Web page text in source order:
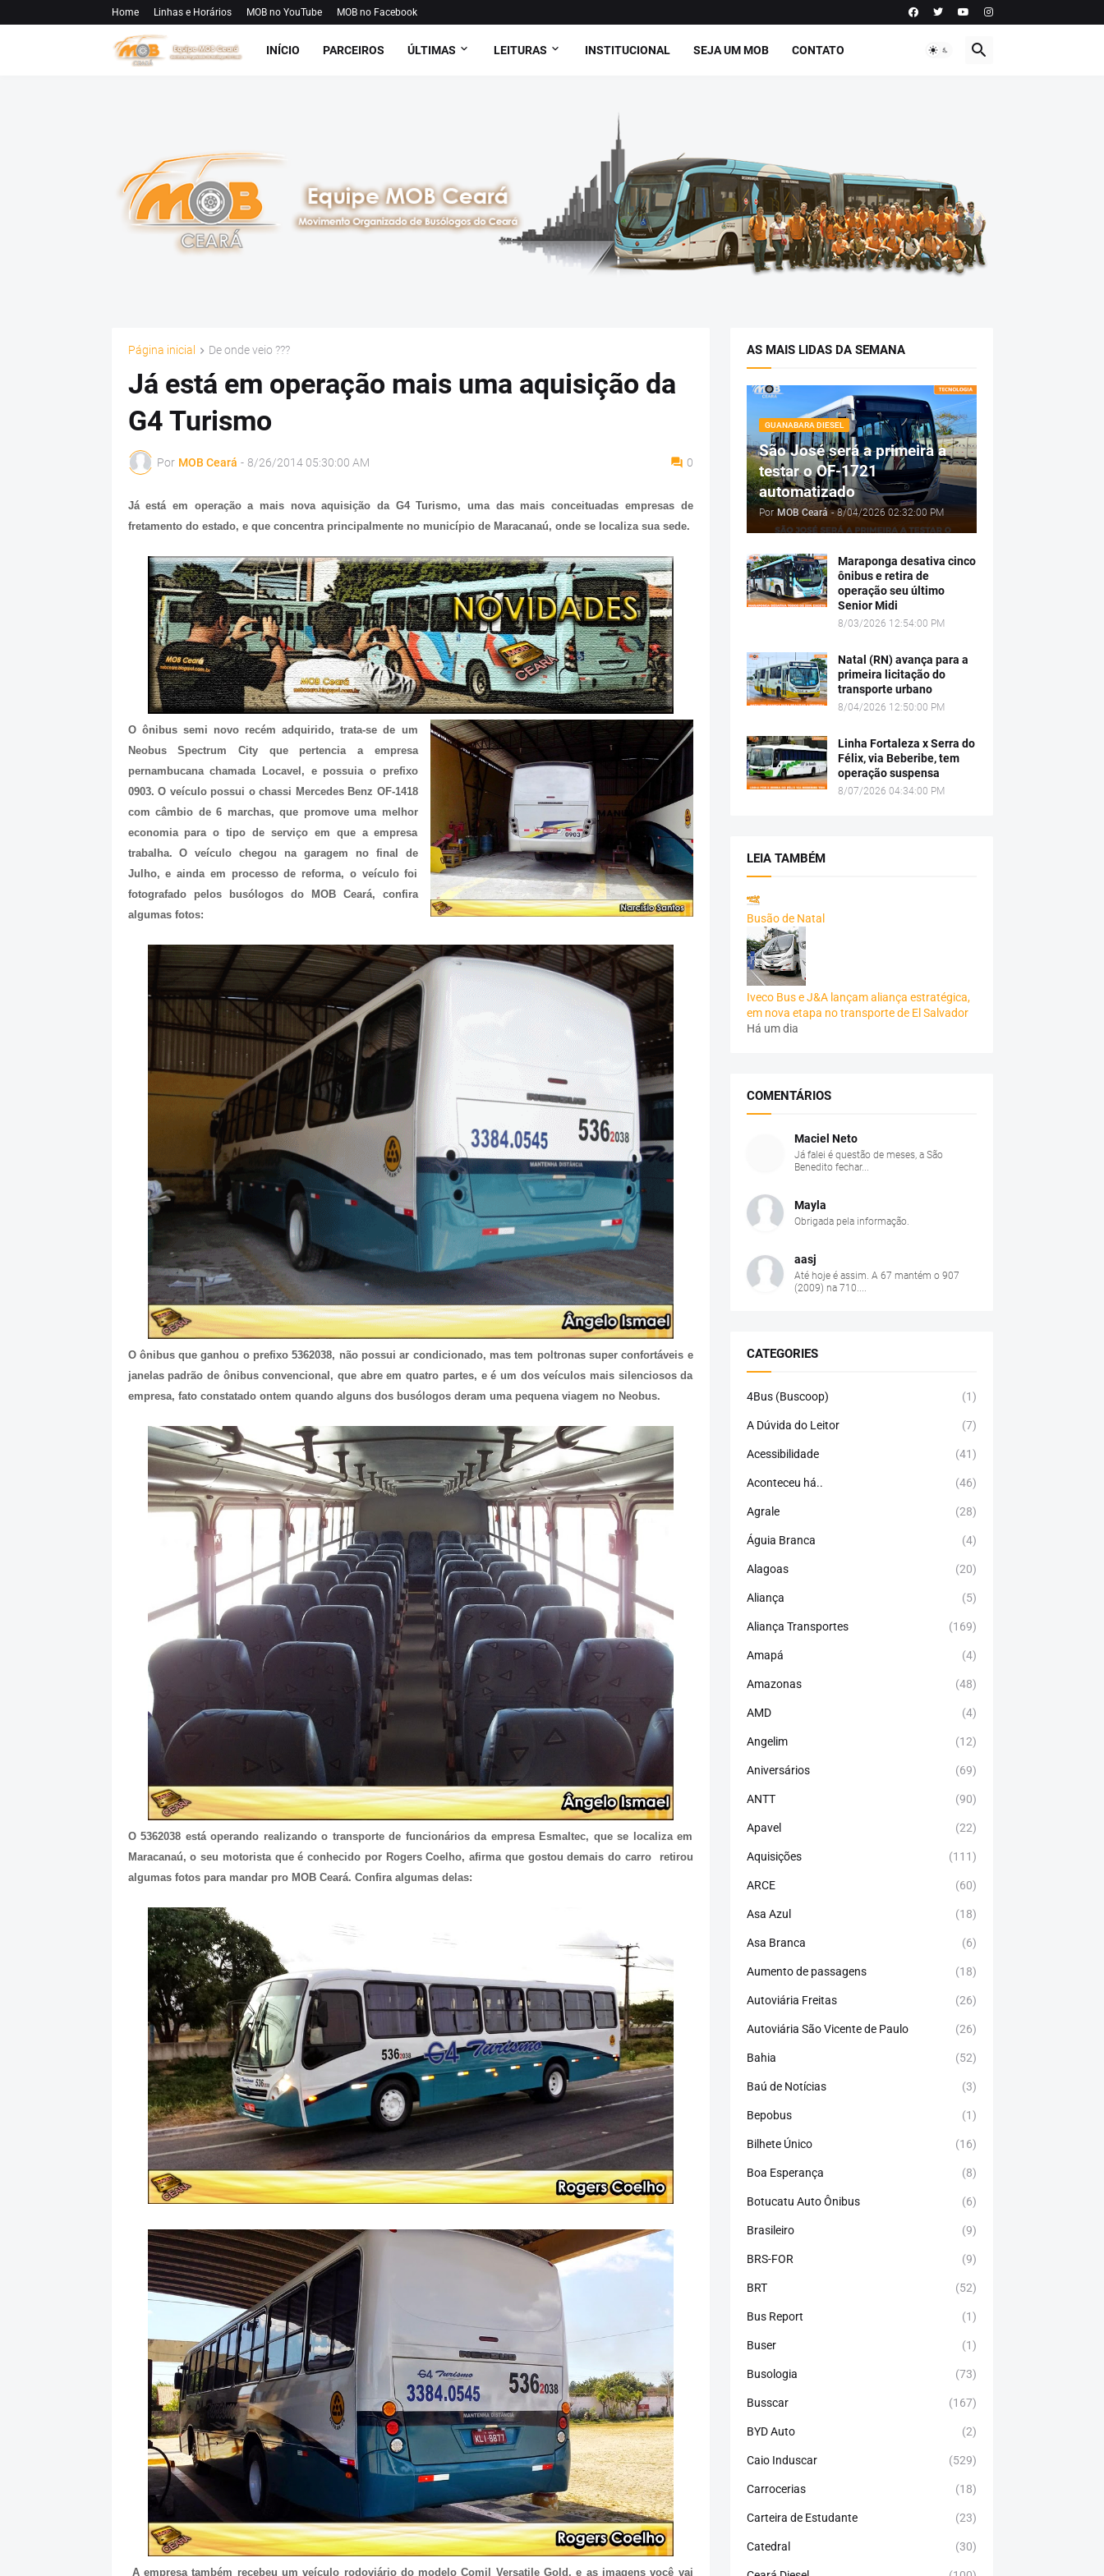
Home Linhas e Horários MOB no YouTube MOB no Facebook
INÍCIO PARCEIROS ÚLTIMAS LEITURAS INSTITUCIONAL SEJA UM MOB CONTATO
Página inicial De onde veio ???
Já está em operação mais uma aquisição da
G4 Turismo
Por MOB Ceará - 8/26/2014 05:30:00 AM 0
Já está em operação a mais nova aquisição da G4 Turismo, uma das mais conceituadas empresas de
fretamento do estado, e que concentra principalmente no município de Maracanaú, onde se localiza sua sede.
O ônibus semi novo recém adquirido, trata-se de um
Neobus Spectrum City que pertencia a empresa
pernambucana chamada Locavel, e possuia o prefixo
0903. O veículo possui o chassi Mercedes Benz OF-1418
com câmbio de 6 marchas, que promove uma melhor
economia para o tipo de serviço em que a empresa
trabalha. O veículo chegou na garagem no final de
Julho, e ainda em processo de reforma, o veículo foi
fotografado pelos busólogos do MOB Ceará, confira
algumas fotos:
O ônibus que ganhou o prefixo 5362038, não possui ar condicionado, mas tem poltronas super confortáveis e
janelas padrão de ônibus convencional, que abre em quatro partes, e é um dos veículos mais silenciosos da
empresa, fato constatado ontem quando alguns dos busólogos deram uma pequena viagem no Neobus.
O 5362038 está operando realizando o transporte de funcionários da empresa Esmaltec, que se localiza em
Maracanaú, o seu motorista que é conhecido por Rogers Coelho, afirma que gostou demais do carro retirou
algumas fotos para mandar pro MOB Ceará. Confira algumas delas:
A empresa também recebeu um veículo rodoviário do modelo Comil Versatile Gold, e as imagens você vai
AS MAIS LIDAS DA SEMANA
GUANABARA DIESEL
São José será a primeira a
testar o OF-1721
automatizado
Por MOB Ceará - 8/04/2026 02:32:00 PM
Maraponga desativa cinco
ônibus e retira de
operação seu último
Senior Midi
8/03/2026 12:54:00 PM
Natal (RN) avança para a
primeira licitação do
transporte urbano
8/04/2026 12:50:00 PM
Linha Fortaleza x Serra do
Félix, via Beberibe, tem
operação suspensa
8/07/2026 04:34:00 PM
LEIA TAMBÉM
Busão de Natal
Iveco Bus e J&A lançam aliança estratégica,
em nova etapa no transporte de El Salvador
Há um dia
COMENTÁRIOS
Maciel Neto
Já falei é questão de meses, a São
Benedito fechar...
Mayla
Obrigada pela informação.
aasj
Até hoje é assim. A 67 mantém o 907
(2009) na 710....
CATEGORIES
4Bus (Buscoop) (1)
A Dúvida do Leitor (7)
Acessibilidade (41)
Aconteceu há.. (46)
Agrale (28)
Águia Branca (4)
Alagoas (20)
Aliança (5)
Aliança Transportes (169)
Amapá (4)
Amazonas (48)
AMD (4)
Angelim (12)
Aniversários (69)
ANTT (90)
Apavel (22)
Aquisições (111)
ARCE (60)
Asa Azul (18)
Asa Branca (6)
Aumento de passagens (18)
Autoviária Freitas (26)
Autoviária São Vicente de Paulo (26)
Bahia (52)
Baú de Notícias (3)
Bepobus (1)
Bilhete Único (16)
Boa Esperança (8)
Botucatu Auto Ônibus (6)
Brasileiro (9)
BRS-FOR (9)
BRT (52)
Bus Report (1)
Buser (1)
Busologia (73)
Busscar (167)
BYD Auto (2)
Caio Induscar (529)
Carrocerias (18)
Carteira de Estudante (23)
Catedral (30)